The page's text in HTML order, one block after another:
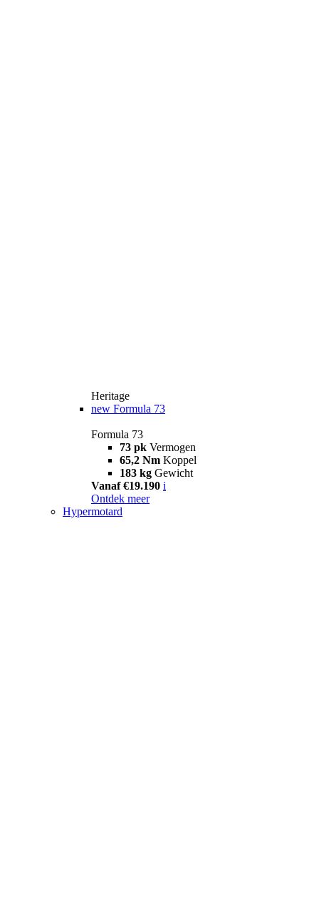
Heritage
new Formula 73
Formula 73
73 pk Vermogen
65,2 Nm Koppel
183 kg Gewicht
Vanaf €19.190 i
Ontdek meer
Hypermotard